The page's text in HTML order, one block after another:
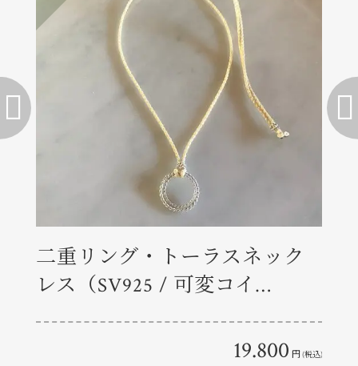
イベント案内 2025,10,25
ひねみわつらリトリートの案内
二重リング・トーラスネック
レス（SV925 / 可変コイ…
19.800 円 (税込)